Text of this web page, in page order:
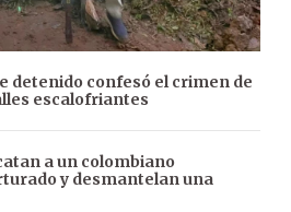
detenido confesó el crimen de
escalofriantes
a un colombiano
y desmantelan una